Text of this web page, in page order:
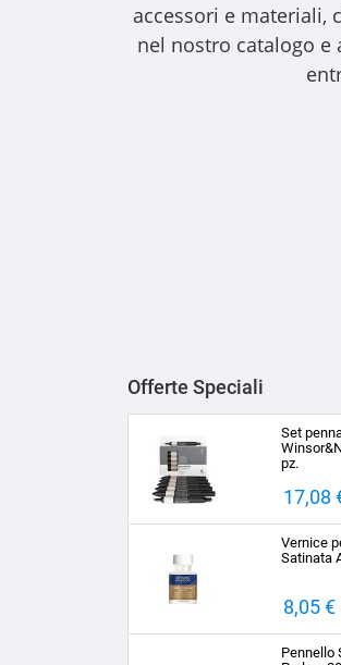
accessori e materiali,
nel nostro catalogo
Offerte Speciali
Set
pz.
17,08
Vernice
Satinata
Prezzo
8,05 €
Pennello